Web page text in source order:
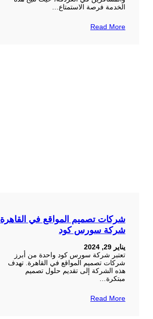
الخدمة فرصة الاستمتاع…
Read More
شركات تصميم المواقع في القاهرة
شركة سورس كود
يناير 29, 2024
تعتبر شركة سورس كود واحدة من أبرز
شركات تصميم المواقع في القاهرة. تهدف
هذه الشركة إلى تقديم حلول تصميم
مبتكرة…
Read More